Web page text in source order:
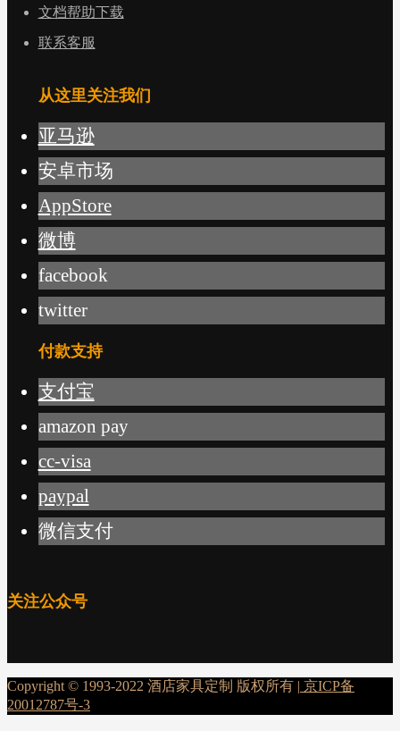
文档帮助下载
联系客服
从这里关注我们
亚马逊
安卓市场
AppStore
微博
facebook
twitter
付款支持
支付宝
amazon pay
cc-visa
paypal
微信支付
关注公众号
Copyright © 1993-2022 酒店家具定制 版权所有 | 京ICP备
20012787号-3